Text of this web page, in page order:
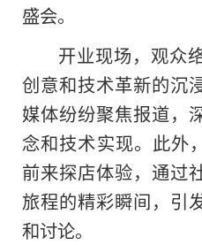
盛会。
开业现场，观众
创意和技术革新的沉
媒体纷纷聚焦报道，
念和技术实现。此外
前来探店体验，通过
旅程的精彩瞬间，引
和讨论。